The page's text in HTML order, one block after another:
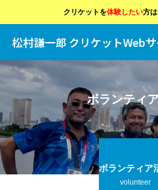
クリケットを体験したい方は
松村謙一郎 クリケットWeb
ボランティ
ボランティア
volunteer